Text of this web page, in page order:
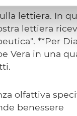
lettiera. In
lettiera
**Per
Vera in una
olfattiva
benessere